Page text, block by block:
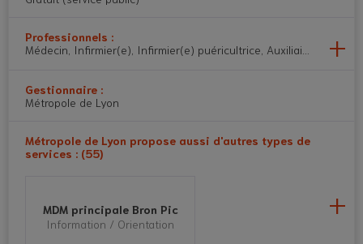
Professionnels :
Médecin, Infirmier(e), Infirmier(e) puéricultrice, Auxiliaire de
Gestionnaire :
Métropole de Lyon
Métropole de Lyon propose aussi d'autres types de
services : (55)
MDM principale Bron Pic
Information / Orientation